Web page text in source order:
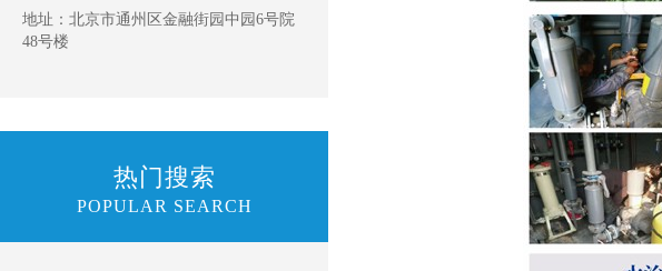
地址：北京市通州区金融街园中园6号院
48号楼
热门搜索
POPULAR SEARCH